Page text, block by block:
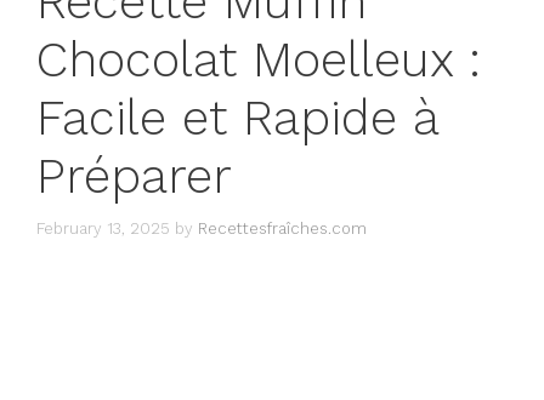
Chocolat Moelleux :
Facile et Rapide à
Préparer
February 13, 2025 by Recettesfraîches.com